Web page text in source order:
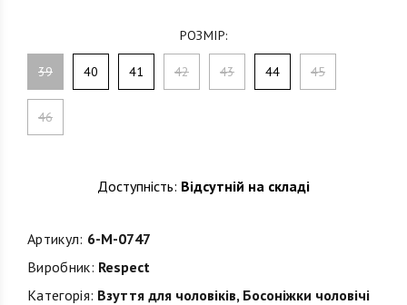
РОЗМІР:
39 40 41 42 43 44 45
46
Доступність: Відсутній на складі
Артикул: 6-M-0747
Виробник: Respect
Категорія: Взуття для чоловіків, Босоніжки чоловічі